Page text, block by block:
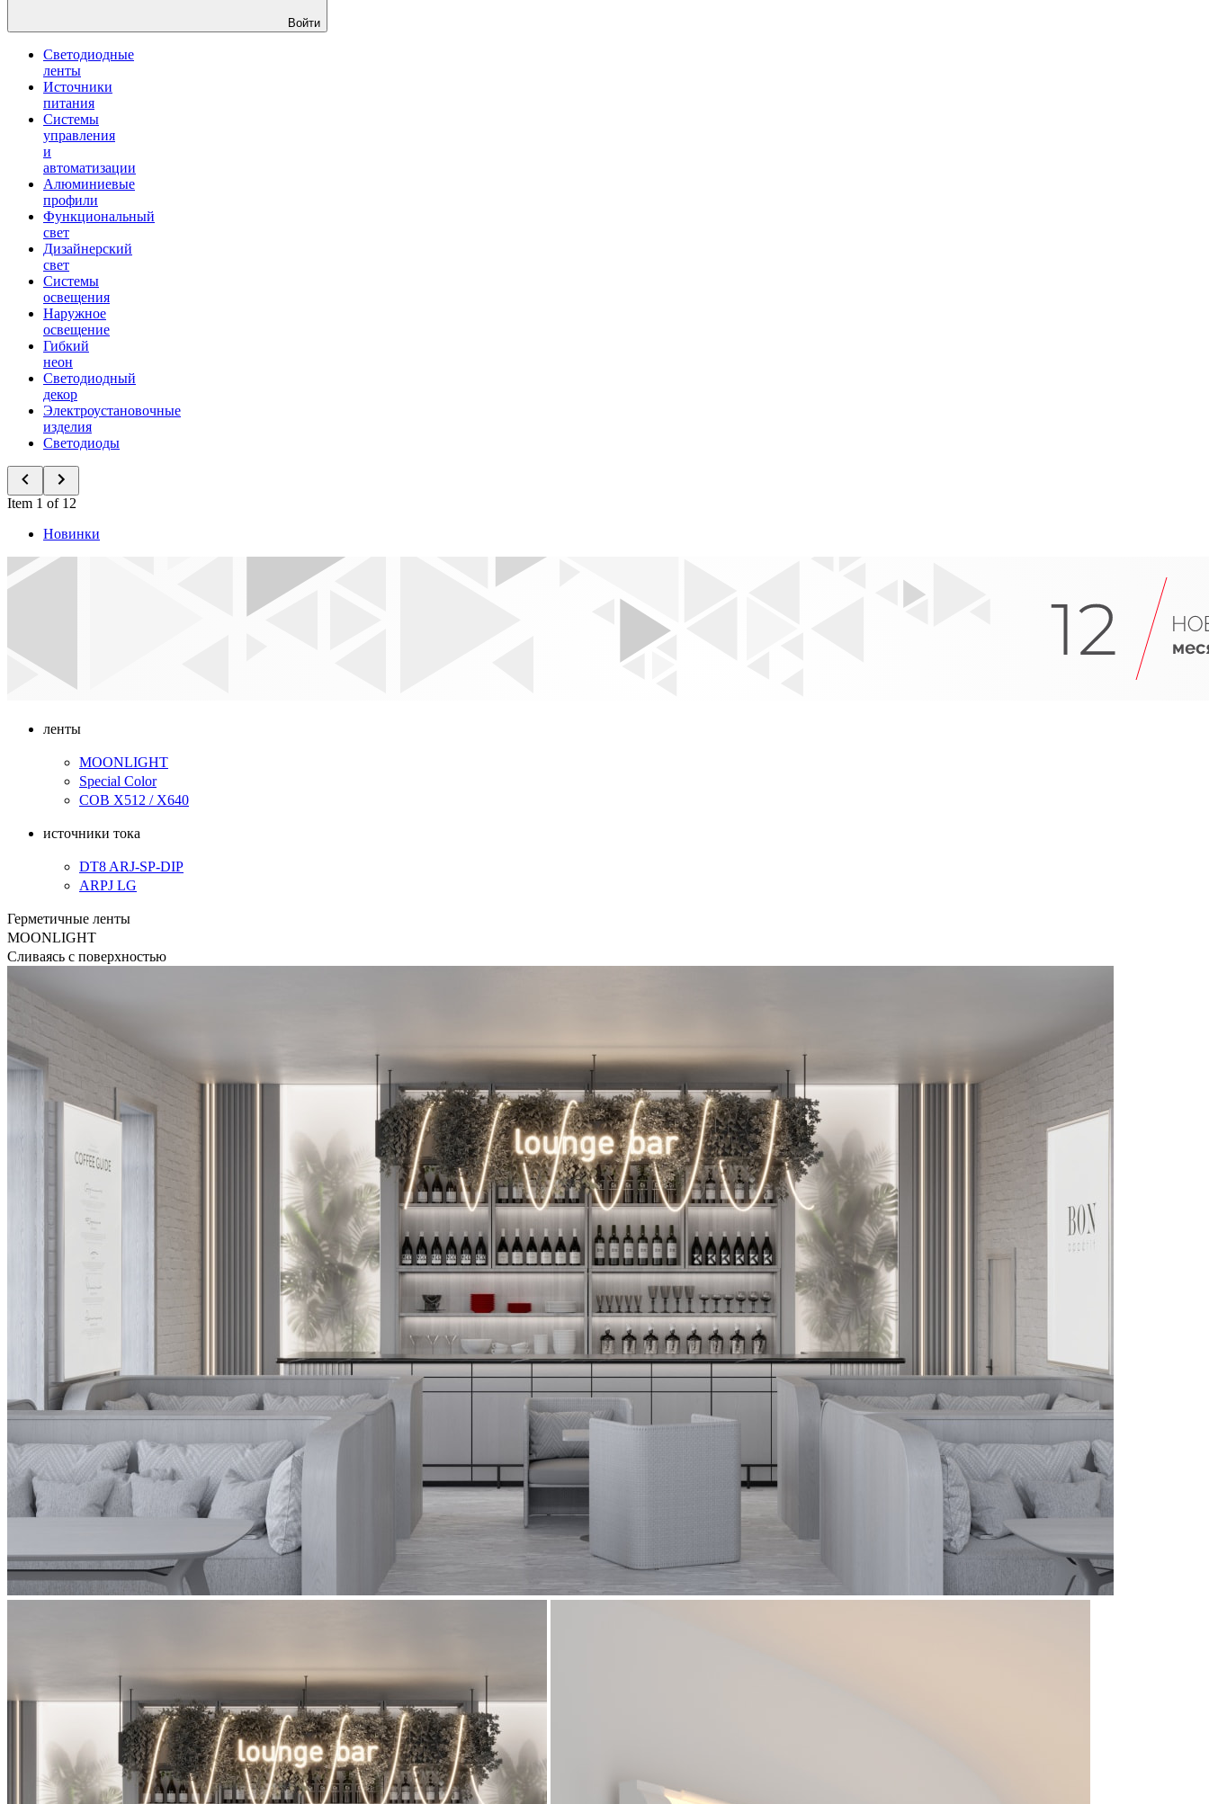
Войти
Светодиодные
ленты
Источники
питания
Системы
управления
и
автоматизации
Алюминиевые
профили
Функциональный
свет
Дизайнерский
свет
Системы
освещения
Наружное
освещение
Гибкий
неон
Светодиодный
декор
Электроустановочные
изделия
Светодиоды
Item 1 of 12
Новинки
ленты
MOONLIGHT
Special Color
COB X512 / X640
источники тока
DT8 ARJ-SP-DIP
ARPJ LG
Герметичные ленты
MOONLIGHT
Сливаясь с поверхностью